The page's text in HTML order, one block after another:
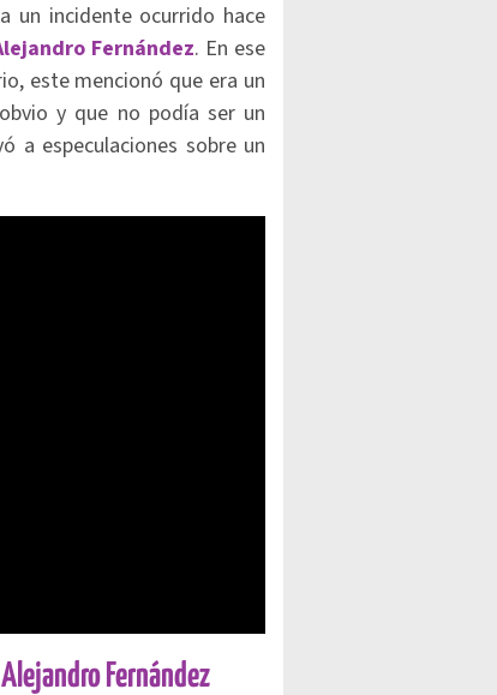
un incidente ocurrido hace
Fernández. En ese
este mencionó que era un
y que no podía ser un
a especulaciones sobre un
Fernández